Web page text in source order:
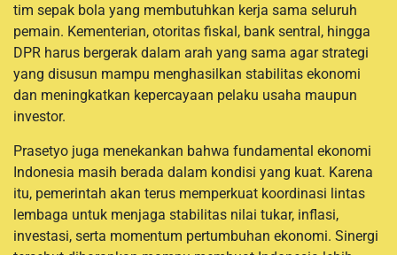
tim sepak bola yang membutuhkan kerja sama seluruh
pemain. Kementerian, otoritas fiskal, bank sentral, hingga
DPR harus bergerak dalam arah yang sama agar strategi
yang disusun mampu menghasilkan stabilitas ekonomi
dan meningkatkan kepercayaan pelaku usaha maupun
investor.
Prasetyo juga menekankan bahwa fundamental ekonomi
Indonesia masih berada dalam kondisi yang kuat. Karena
itu, pemerintah akan terus memperkuat koordinasi lintas
lembaga untuk menjaga stabilitas nilai tukar, inflasi,
investasi, serta momentum pertumbuhan ekonomi. Sinergi